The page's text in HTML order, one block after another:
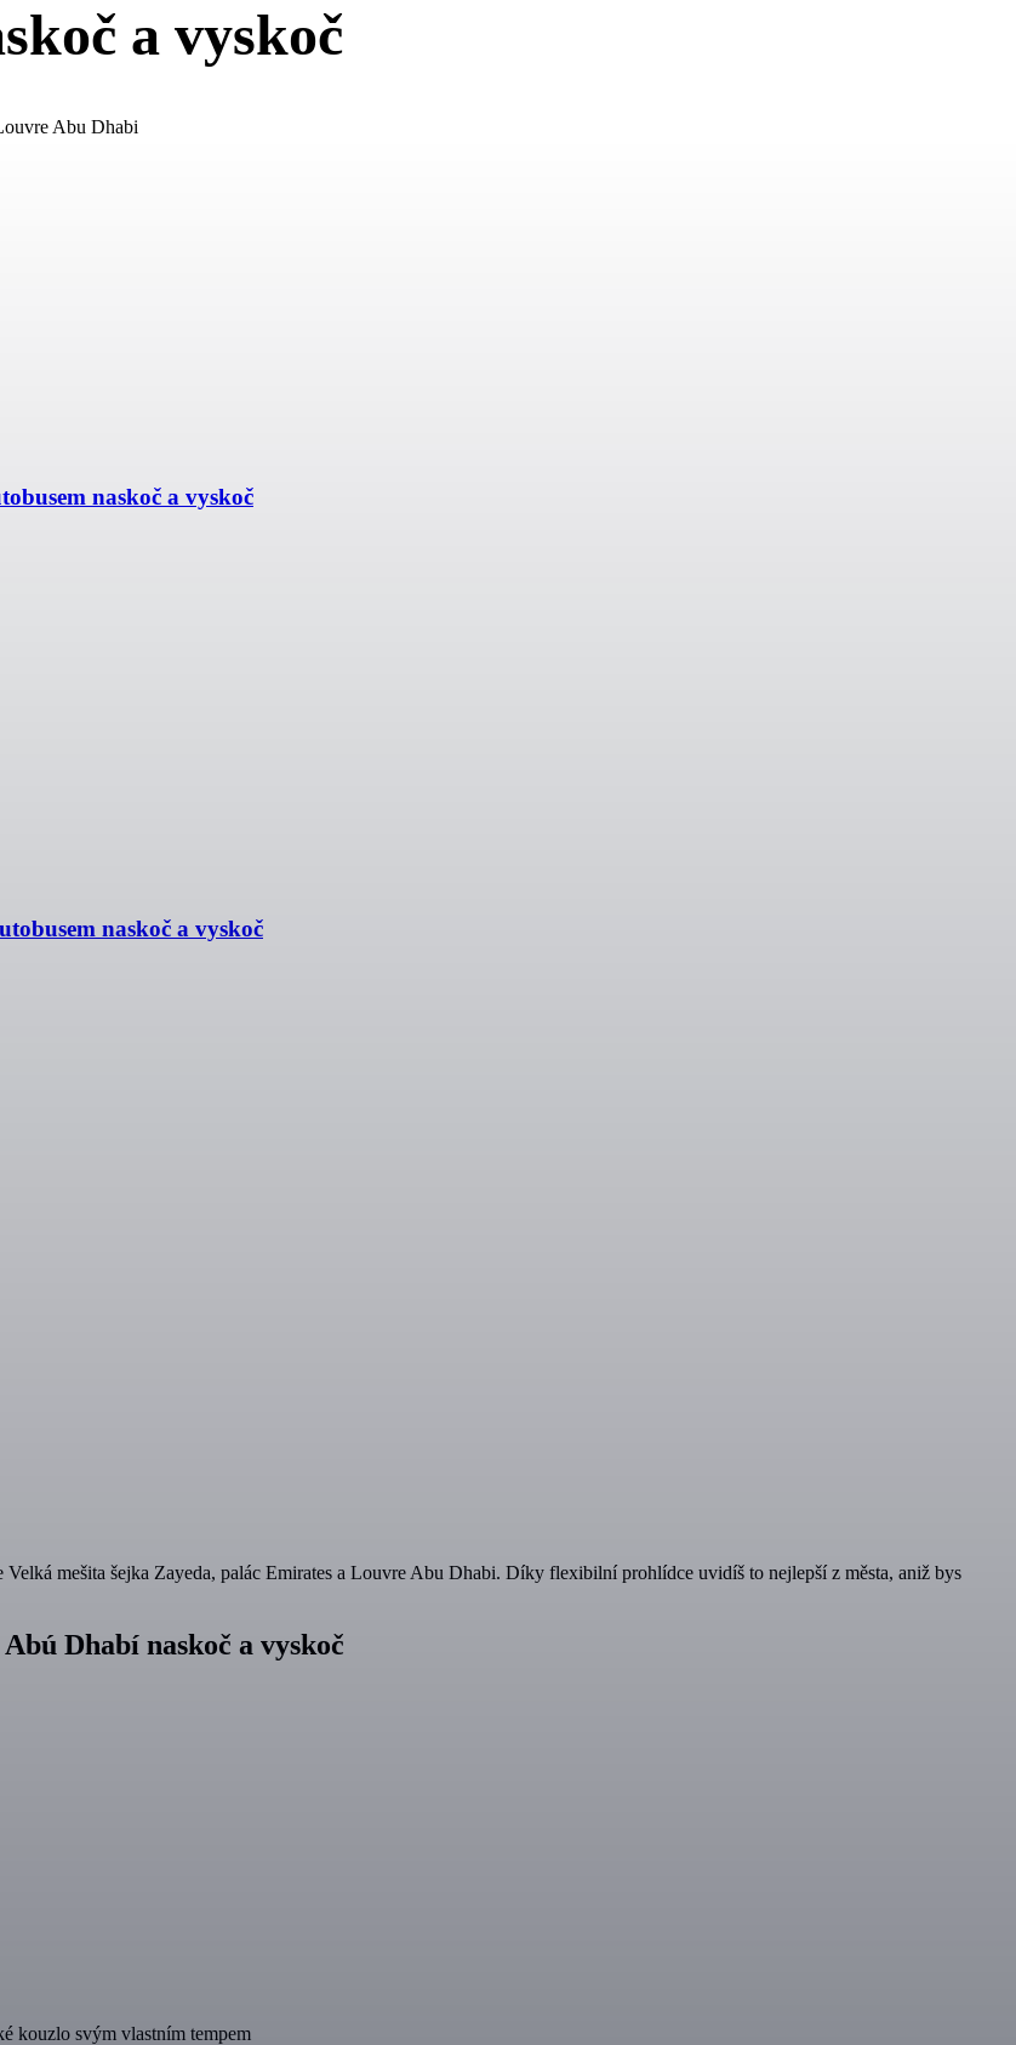
a vyskoč
Abu Dhabi
naskoč a vyskoč
naskoč a vyskoč
mešita šejka Zayeda, palác Emirates a Louvre Abu Dhabi. Díky flexibilní prohlídce uvidíš to nejlepší z města, aniž bys
Dhabí naskoč a vyskoč
kouzlo svým vlastním tempem